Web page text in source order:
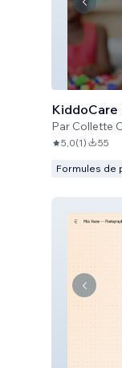
KiddoCare
Par Collette
5,0(1) 55
Formules de